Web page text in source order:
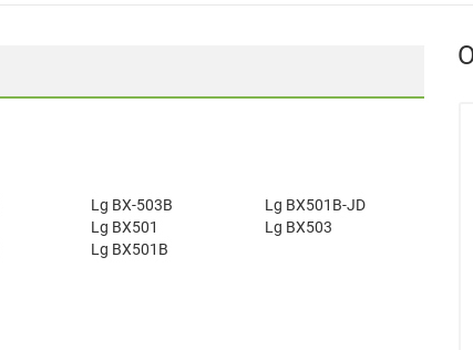
Lg BX-503B
Lg BX501
Lg BX501B
Lg BX501B-JD
Lg BX503